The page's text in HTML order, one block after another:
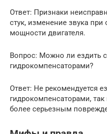
Ответ: Признаки
стук, изменение звука при
мощности двигателя.
Вопрос: Можно ли ездить
гидрокомпенсаторами?
Ответ: Не рекомендуется
гидрокомпенсаторами,
более серьезным